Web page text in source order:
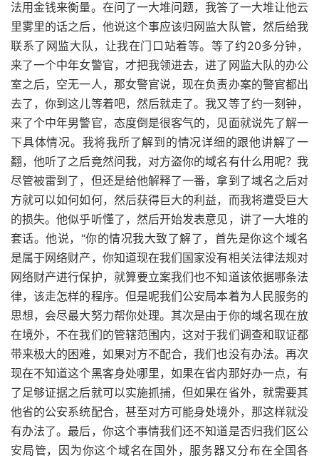
法用金钱来衡量。在问了一大堆问题，我答了一大堆让他云
里雾里的话之后，他说这个事应该归网监大队管，然后给我
联系了网监大队，让我在门口站着等。等了约20多分钟，
来了一个中年女警官，才把我领进去，进了网监大队的办公
室之后，空无一人，那女警官说，现在负责办案的警官都出
去了，你到这儿等着吧，然后就走了。我又等了约一刻钟，
来了个中年男警官，态度倒是很客气的，见面就说先了解一
下具体情况。我将我所了解到的情况详细的跟他讲解了一
翻，他听了之后竟然问我，对方盗你的域名有什么用呢？我
尽管被雷到了，但还是给他解释了一番，拿到了域名之后对
方就可以如何如何，然后获得巨大的利益，而我将遭受巨大
的损失。他似乎听懂了，然后开始发表意见，讲了一大堆的
套话。他说，“你的情况我大致了解了，首先是你这个域名
是属于网络财产，你知道现在我们国家没有相关法律法规对
网络财产进行保护，就算要立案我们也不知道该依据哪条法
律，该走怎样的程序。但是呢我们公安局本着为人民服务的
思想，会尽最大努力帮你处理。其次是由于你的域名现在放
在境外，不在我们的管辖范围内，这对于我们调查和取证都
带来极大的困难，如果对方不配合，我们也没有办法。再次
现在不知道这个黑客身处哪里，如果在省内那好办一点，有
了足够证据之后就可以实施抓捕，但如果在省外，就需要其
他省的公安系统配合，甚至对方可能身处境外，那这样就没
有办法了。最后，你这个事情我们还不知道是否归我们区公
安局管，因为你这个域名在国外，服务器又分布在全国各